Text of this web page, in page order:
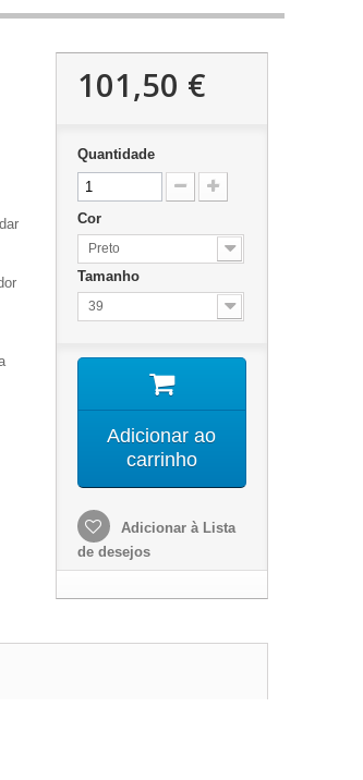
101,50 €
Quantidade
Cor
Preto
Tamanho
39
Adicionar ao
carrinho
Adicionar à Lista
de desejos